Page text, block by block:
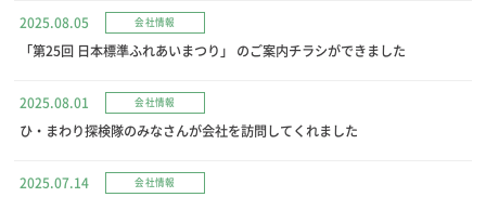
2025.08.05 会社情報
「第25回 日本標準ふれあいまつり」 のご案内チラシができました
2025.08.01 会社情報
ひ・まわり探検隊のみなさんが会社を訪問してくれました
2025.07.14 会社情報